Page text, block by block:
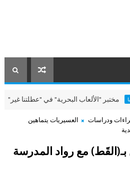
البحرية" في "عطلتنا غير" بالحمرية
ودراسات
العسيريات يتماهين
بـ(القَط) مع رواد المدرسة